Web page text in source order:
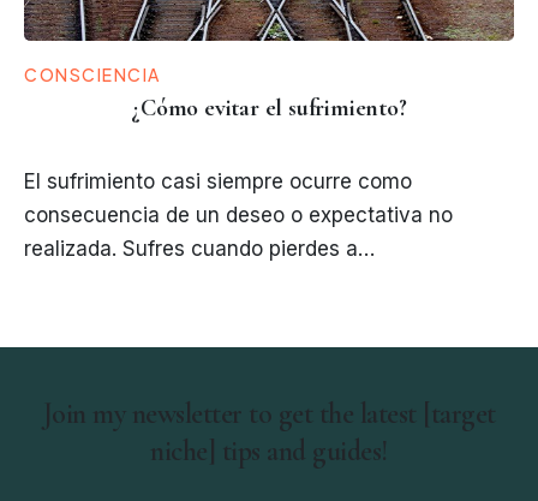
CONSCIENCIA
¿Cómo evitar el sufrimiento?
El sufrimiento casi siempre ocurre como
consecuencia de un deseo o expectativa no
realizada. Sufres cuando pierdes a…
Join my newsletter to get the latest [target
niche] tips and guides!